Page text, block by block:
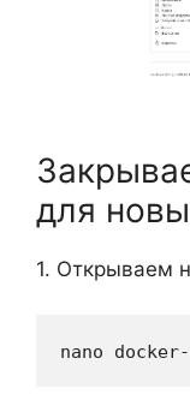
для
1. Открываем
nano